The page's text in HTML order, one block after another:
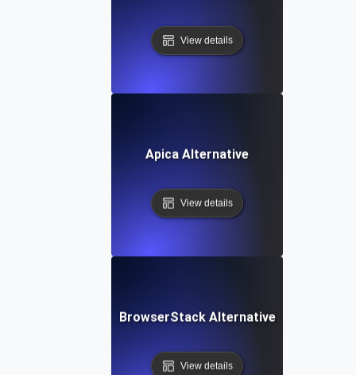
View details
Apica Alternative
View details
BrowserStack Alternative
View details